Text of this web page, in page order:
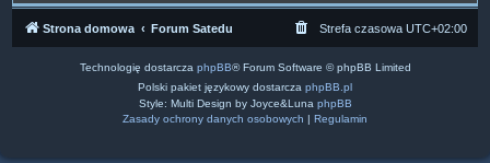
Strona domowa Forum Satedu Strefa czasowa UTC+02:00
Technologię dostarcza phpBB® Forum Software © phpBB Limited
Polski pakiet językowy dostarcza phpBB.pl
Style: Multi Design by Joyce&Luna phpBB
Zasady ochrony danych osobowych | Regulamin